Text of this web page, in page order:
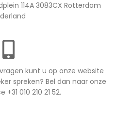
114A 3083CX Rotterdam
kunt u op onze website
spreken? Bel dan naar onze
010 210 21 52.